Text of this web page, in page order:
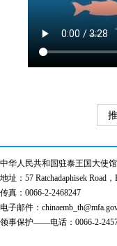
中华人民共和国驻泰王国大使馆
地址：57 Ratchadaphisek Road
传真：0066-2-2468247
电子邮件：
领事保护——电话：0066-2-